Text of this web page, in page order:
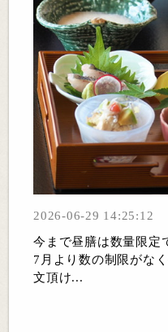
2026-06-29 14:25:12
今まで昼膳は数量限定
7月より数の制限がな
文頂け...